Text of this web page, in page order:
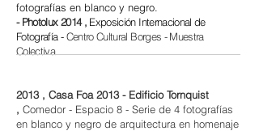
fotografías en blanco y negro.
- Photolux 2014 , Exposición Internacional de
Fotografía-Centro Cultural Borges - Muestra
Colectiva
2013 , Casa Foa 2013 - Edificio Tornquist
, Comedor - Espacio 8 - Serie de 4 fotografías
en blanco y negro de arquitectura en homenaje